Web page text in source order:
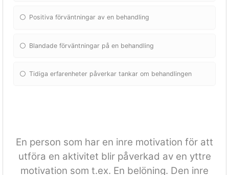
Positiva förväntningar av en behandling
Blandade förväntningar på en behandling
Tidiga erfarenheter påverkar tankar om behandlingen
En person som har en inre motivation för att
utföra en aktivitet blir påverkad av en yttre
motivation som t.ex. En belöning. Den inre